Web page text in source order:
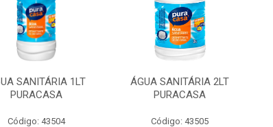
SANITÁRIA 1LT
PURACASA
Código: 43504
ÁGUA SANITÁRIA 2LT
PURACASA
Código: 43505